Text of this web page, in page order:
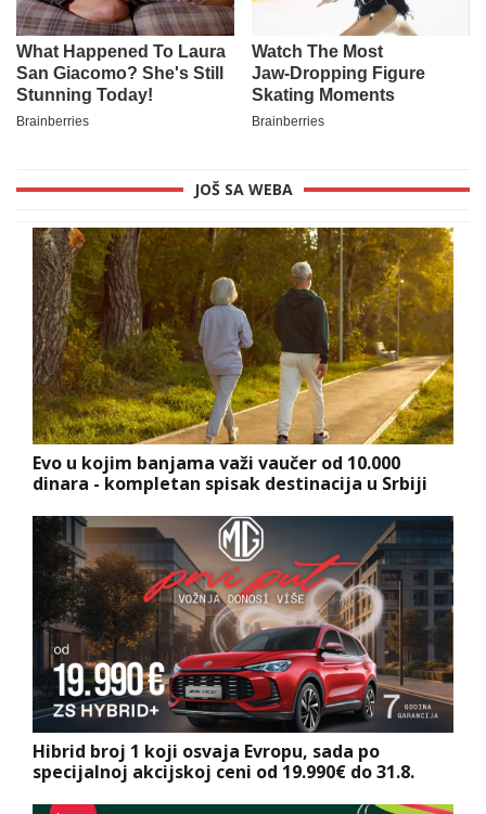
JOŠ SA WEBA
Evo u kojim banjama važi vaučer od 10.000
dinara - kompletan spisak destinacija u Srbiji
Hibrid broj 1 koji osvaja Evropu, sada po
specijalnoj akcijskoj ceni od 19.990€ do 31.8.